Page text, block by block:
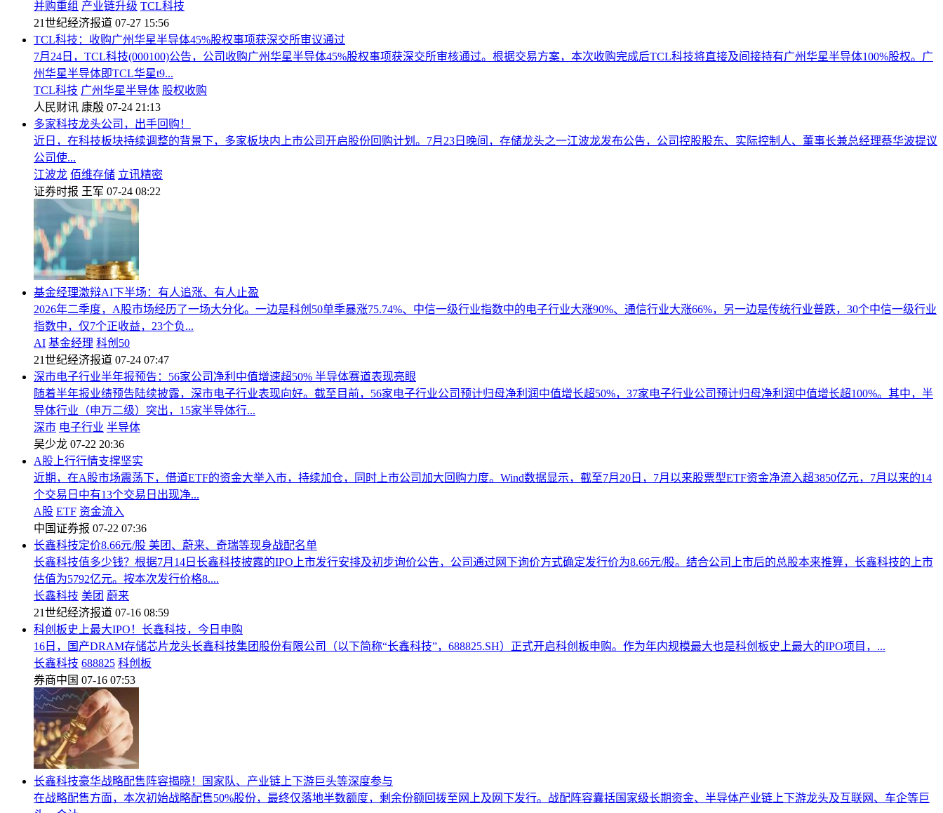
并购重组 产业链升级 TCL科技
21世纪经济报道 07-27 15:56
TCL科技：收购广州华星半导体45%股权事项获深交所审议通过
7月24日，TCL科技(000100)公告，公司收购广州华星半导体45%股权事项获深交所审核通过。根据交易方案，本次收购完成后TCL科技将直接及间接持有广州华星半导体100%股权。广
州华星半导体即TCL华星t9...
TCL科技 广州华星半导体 股权收购
人民财讯 康殷 07-24 21:13
多家科技龙头公司，出手回购！
近日，在科技板块持续调整的背景下，多家板块内上市公司开启股份回购计划。7月23日晚间，存储龙头之一江波龙发布公告，公司控股股东、实际控制人、董事长兼总经理蔡华波提议
公司使...
江波龙 佰维存储 立讯精密
证券时报 王军 07-24 08:22
基金经理激辩AI下半场：有人追涨、有人止盈
2026年二季度，A股市场经历了一场大分化。一边是科创50单季暴涨75.74%、中信一级行业指数中的电子行业大涨90%、通信行业大涨66%，另一边是传统行业普跌，30个中信一级行业
指数中，仅7个正收益，23个负...
AI 基金经理 科创50
21世纪经济报道 07-24 07:47
深市电子行业半年报预告：56家公司净利中值增速超50% 半导体赛道表现亮眼
随着半年报业绩预告陆续披露，深市电子行业表现向好。截至目前，56家电子行业公司预计归母净利润中值增长超50%，37家电子行业公司预计归母净利润中值增长超100%。其中，半
导体行业（申万二级）突出，15家半导体行...
深市 电子行业 半导体
吴少龙 07-22 20:36
A股上行行情支撑坚实
近期，在A股市场震荡下，借道ETF的资金大举入市，持续加仓，同时上市公司加大回购力度。Wind数据显示，截至7月20日，7月以来股票型ETF资金净流入超3850亿元，7月以来的14
个交易日中有13个交易日出现净...
A股 ETF 资金流入
中国证券报 07-22 07:36
长鑫科技定价8.66元/股 美团、蔚来、奇瑞等现身战配名单
长鑫科技值多少钱？根据7月14日长鑫科技披露的IPO上市发行安排及初步询价公告，公司通过网下询价方式确定发行价为8.66元/股。结合公司上市后的总股本来推算，长鑫科技的上市
估值为5792亿元。按本次发行价格8....
长鑫科技 美团 蔚来
21世纪经济报道 07-16 08:59
科创板史上最大IPO！长鑫科技，今日申购
16日，国产DRAM存储芯片龙头长鑫科技集团股份有限公司（以下简称“长鑫科技”，688825.SH‌）正式开启科创板申购。作为年内规模最大也是科创板史上最大的IPO项目，...
长鑫科技 688825 科创板
券商中国 07-16 07:53
长鑫科技豪华战略配售阵容揭晓！国家队、产业链上下游巨头等深度参与
在战略配售方面，本次初始战略配售50%股份，最终仅落地半数额度，剩余份额回拨至网上及网下发行。战配阵容囊括国家级长期资金、半导体产业链上下游龙头及互联网、车企等巨